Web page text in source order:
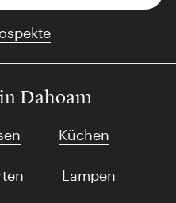
Dahoam
Küchen
Lampen